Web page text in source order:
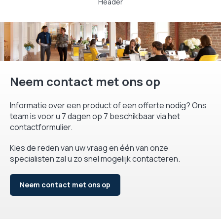
Neem contact met ons op
Informatie over een product of een offerte nodig? Ons
team is voor u 7 dagen op 7 beschikbaar via het
contactformulier.
Kies de reden van uw vraag en één van onze
specialisten zal u zo snel mogelijk contacteren.
Neem contact met ons op